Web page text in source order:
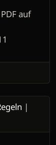
auf
|